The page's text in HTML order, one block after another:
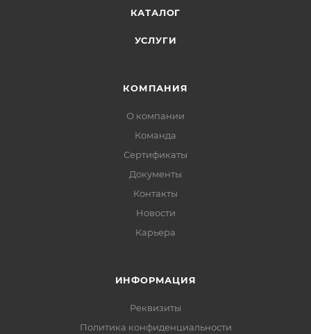
КАТАЛОГ
УСЛУГИ
КОМПАНИЯ
О компании
Команда
Сертификаты
Документы
Контакты
Новости
Карьера
ИНФОРМАЦИЯ
Реквизиты
Политика конфиденциальности